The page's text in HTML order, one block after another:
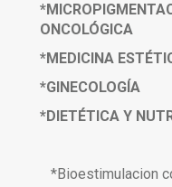
ONCOLÓGICA
*MEDICINA
*GINECOLOGÍA
*DIETÉTICA Y
*Bioestimulacion